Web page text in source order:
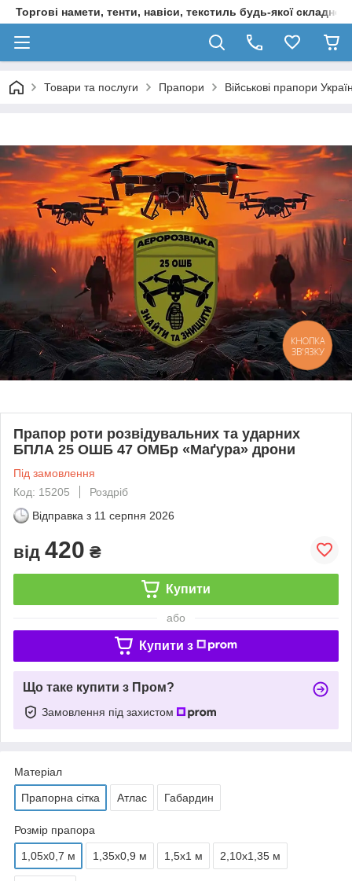
Торгові намети, тенти, навіси, текстиль будь-якої
Товари та послуги Прапори Військові прапори
Прапор роти розвідувальних та ударних
БПЛА 25 ОШБ 47 ОМБр «Маґура» дрони
Під замовлення
Код: 15205
Роздріб
Відправка з 11 серпня 2026
від 420 ₴
Купити
або
Купити з
Що таке купити з Пром?
Замовлення під захистом
Матеріал
Прапорна сітка Атлас Габардин
Розмір прапора
1,05х0,7 м 1,35х0,9 м 1,5х1 м 2,10х1,35 м
КНОПКА
ЗВ'ЯЗКУ